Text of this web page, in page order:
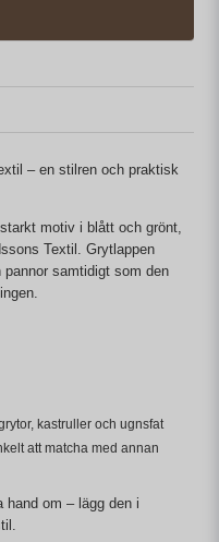
– en stilren och praktisk
motiv i blått och grönt,
Textil. Grytlappen
samtidigt som den
kastruller och ugnsfat
att matcha med annan
om – lägg den i